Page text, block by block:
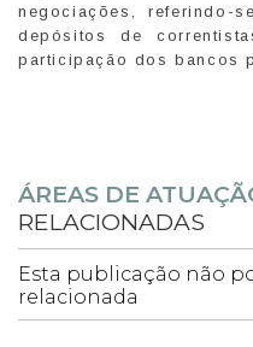
negociações, referindo-
depósitos de
participação dos bancos
ÁREAS DE
RELACIONADAS
Esta publicação não
relacionada